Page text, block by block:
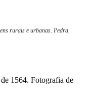
rurais e urbanas Pedra
1564. Fotografia de